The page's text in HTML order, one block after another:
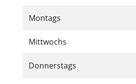
Montags
Mittwochs
Donnerstags